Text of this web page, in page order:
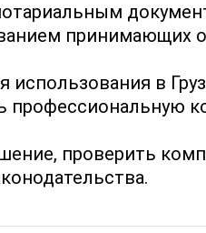
принимающих
в
проверить